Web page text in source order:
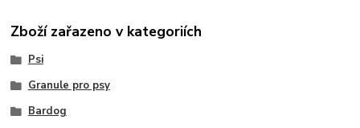
Zboží zařazeno v kategoriích
Psi
Granule pro psy
Bardog